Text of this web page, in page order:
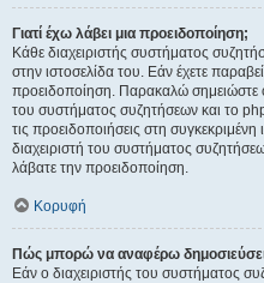
Γιατί έχω λάβει μια προειδοποίηση;
Κάθε διαχειριστής συστήματος
στην ιστοσελίδα του. Εάν έχετε
προειδοποίηση. Παρακαλώ σημειώστε
του συστήματος συζητήσεων και το
τις προειδοποιήσεις στη
διαχειριστή του συστήματος
λάβατε την προειδοποίηση.
Κορυφή
Πώς μπορώ να αναφέρω
Εάν ο διαχειριστής του συστήματος